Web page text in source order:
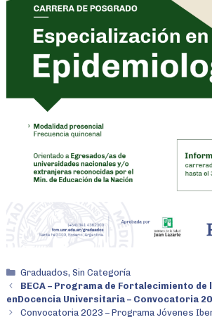
Graduados,Sin Categoría
BECA – Programa de Fortalecimiento
enDocencia Universitaria – Convocatoria
Convocatoria 2023 – Programa Jóvenes